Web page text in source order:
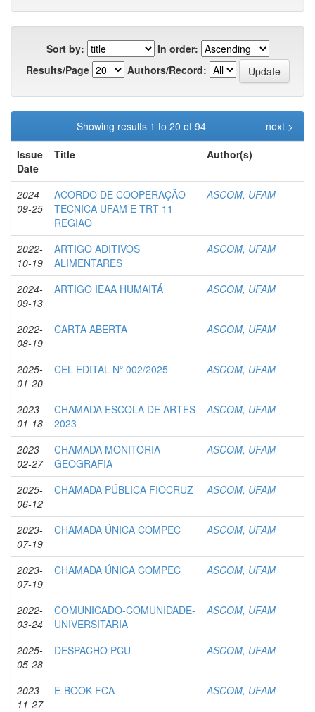
Sort by:
In order:
Results/Page
Authors/Record:
Showing results 1 to 20 of 94
next >
Issue
Date
Title Author(s)
2024-
09-25
ACORDO DE COOPERAÇÃO
TECNICA UFAM E TRT 11
REGIAO
ASCOM, UFAM
2022-
10-19
ARTIGO ADITIVOS
ALIMENTARES
ASCOM, UFAM
2024-
09-13
ARTIGO IEAA HUMAITÁ ASCOM, UFAM
2022-
08-19
CARTA ABERTA ASCOM, UFAM
2025-
01-20
CEL EDITAL Nº 002/2025 ASCOM, UFAM
2023-
01-18
CHAMADA ESCOLA DE ARTES
2023
ASCOM, UFAM
2023-
02-27
CHAMADA MONITORIA
GEOGRAFIA
ASCOM, UFAM
2025-
06-12
CHAMADA PÚBLICA FIOCRUZ ASCOM, UFAM
2023-
07-19
CHAMADA ÚNICA COMPEC ASCOM, UFAM
2023-
07-19
CHAMADA ÚNICA COMPEC ASCOM, UFAM
2022-
03-24
COMUNICADO-COMUNIDADE-
UNIVERSITARIA
ASCOM, UFAM
2025-
05-28
DESPACHO PCU ASCOM, UFAM
2023-
11-27
E-BOOK FCA ASCOM, UFAM